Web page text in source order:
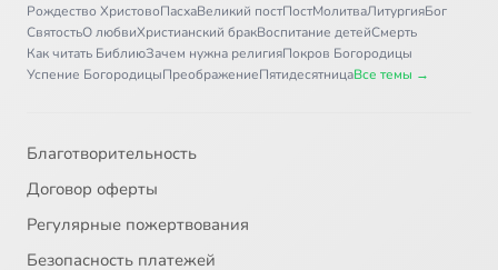
Рождество ХристовоПасхаВеликий постПостМолитваЛитургияБог
СвятостьО любвиХристианский бракВоспитание детейСмерть
Как читать БиблиюЗачем нужна религияПокров Богородицы
Успение БогородицыПреображениеПятидесятницаВсе темы →
Благотворительность
Договор оферты
Регулярные пожертвования
Безопасность платежей